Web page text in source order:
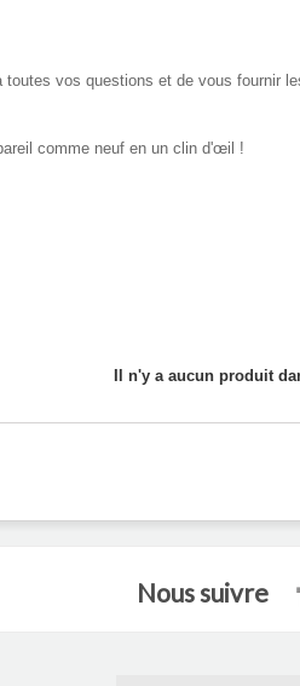
vos questions et de vous fournir
comme neuf en un clin d'œil !
Il n'y a aucun produit
Nous suivre